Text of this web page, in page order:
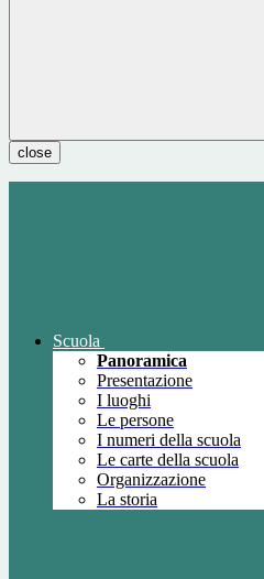
close
Scuola
Panoramica
Presentazione
I luoghi
Le persone
I numeri della scuola
Le carte della scuola
Organizzazione
La storia